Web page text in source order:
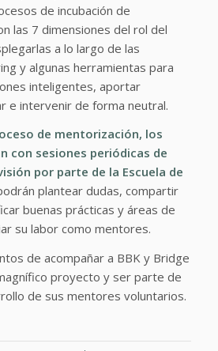
de incubación de
las 7 dimensiones del rol del
a lo largo de las
y algunas herramientas para
inteligentes, aportar
e intervenir de forma neutral.
de mentorización, los
con sesiones periódicas de
por parte de la Escuela de
plantear dudas, compartir
buenas prácticas y áreas de
su labor como mentores.
de acompañar a BBK y Bridge
proyecto y ser parte de
de sus mentores voluntarios.